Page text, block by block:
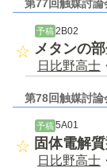
第77回触媒討論
予稿 2B02
メタンの
日比野高士
第78回触媒討論
予稿 5A01
固体電解
日比野高士